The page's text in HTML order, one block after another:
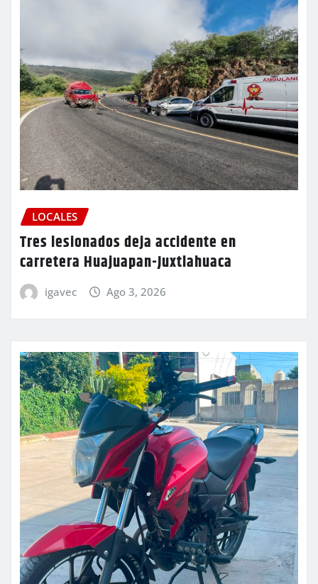
LOCALES
Tres lesionados deja accidente en
carretera Huajuapan-Juxtlahuaca
igavec Ago 3, 2026